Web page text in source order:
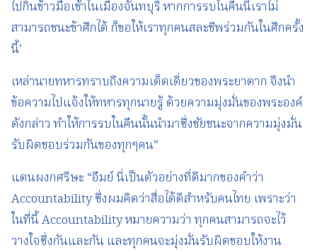
ไปกินข้าวมื้อเช้าในเมืองจันทบุรี หากการรบในคืนนี้เราไม่
สามารถชนะข้าศึกได้ ก็ขอให้เราทุกคนสละชีพร่วมกันในศึกครั้ง
นี้’
เหล่านายทหารทราบถึงความเด็ดเดี่ยวของพระยาตาก จึงนำ
ข้อความไปแจ้งให้ทหารทุกนายรู้ ด้วยความมุ่งมั่นของพระองค์
ดังกล่าว ทำให้การรบในคืนนั้นนำมาซึ่งชัยชนะจากความมุ่งมั่น
รับผิดชอบร่วมกันของทุกๆคน”
แดนผงกศรีษะ “อืมย์ นี่เป็นตัวอย่างที่ดีมากของคำว่า
Accountability ซึ่งผมคิดว่าสื่อได้ดีสำหรับคนไทย เพราะว่า
ในที่นี้ Accountability หมายความว่า ทุกคนสามารถจะไว้
วางใจซึ่งกันและกัน และทุกคนจะมุ่งมั่นรับผิดชอบให้งาน